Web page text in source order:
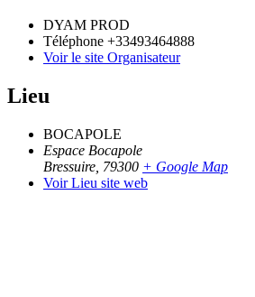
DYAM PROD
Téléphone +33493464888
Voir le site Organisateur
Lieu
BOCAPOLE
Espace Bocapole
Bressuire 79300 + Google Map
Voir Lieu site web